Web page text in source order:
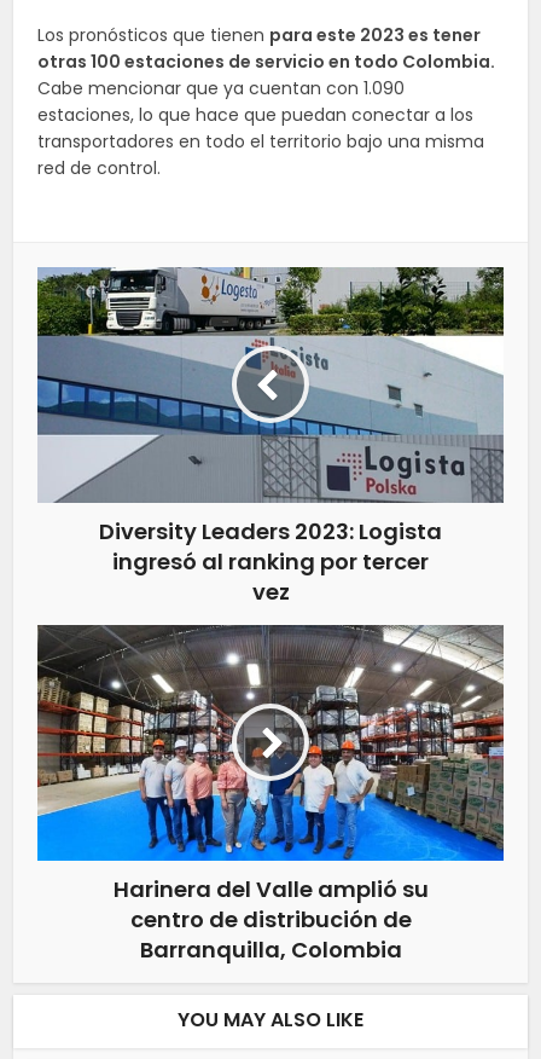
Los pronósticos que tienen para este 2023 es tener
otras 100 estaciones de servicio en todo Colombia.
Cabe mencionar que ya cuentan con 1.090
estaciones, lo que hace que puedan conectar a los
transportadores en todo el territorio bajo una misma
red de control.
Diversity Leaders 2023: Logista
ingresó al ranking por tercer
vez
Harinera del Valle amplió su
centro de distribución de
Barranquilla, Colombia
YOU MAY ALSO LIKE